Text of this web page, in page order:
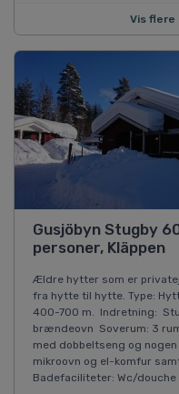
Vis flere
Gusjöbyn Stugby
personer, Kläppen
Ældre hytter som er
fra hytte til hytte. Type:
400-700 m. Indretning:
brændeovn Soverum: 3
med dobbeltseng og
mikroovn og el-komfur
Badefaciliteter: Wc/douche